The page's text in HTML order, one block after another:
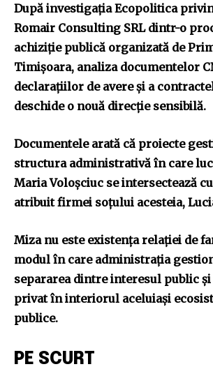
După investigația Ecopolitica
Romair Consulting SRL dintr-o
achiziție publică organizată de
Timișoara, analiza documentelor
declarațiilor de avere și a
deschide o nouă direcție sensibilă.
Documentele arată că proiecte
structura administrativă în care
Maria Voloșciuc se intersectează
atribuit firmei soțului acesteia,
Miza nu este existența relației de
modul în care administrația
separarea dintre interesul public
privat în interiorul aceluiași
publice.
PE SCURT